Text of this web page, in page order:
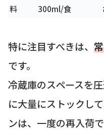
料
300ml/食
特に注目すべきは、
です。
冷蔵庫のスペースを
に大量にストックし
ンは、一度の再入荷